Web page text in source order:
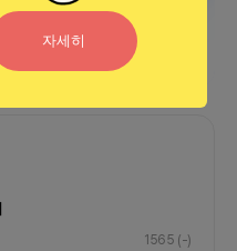
자세히
1565 (-)